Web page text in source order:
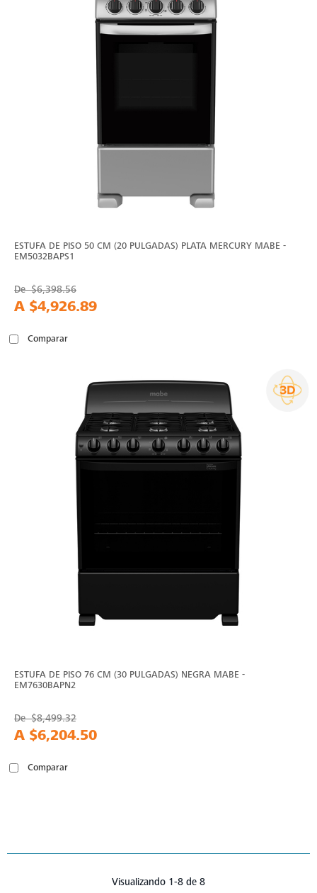
ESTUFA DE PISO 50 CM (20 PULGADAS) PLATA MERCURY MABE -
EM5032BAPS1
De$6,398.56
A $4,926.89
Comparar
ESTUFA DE PISO 76 CM (30 PULGADAS) NEGRA MABE -
EM7630BAPN2
De$8,499.32
A $6,204.50
Comparar
Visualizando 1-8 de 8